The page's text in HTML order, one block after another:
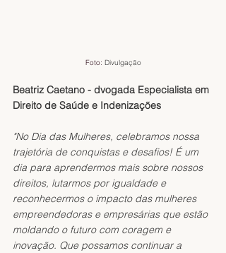
Foto: Divulgação
Beatriz Caetano - dvogada Especialista em
Direito de Saúde e Indenizações
"No Dia das Mulheres, celebramos nossa
trajetória de conquistas e desafios! É um
dia para aprendermos mais sobre nossos
direitos, lutarmos por igualdade e
reconhecermos o impacto das mulheres
empreendedoras e empresárias que estão
moldando o futuro com coragem e
inovação. Que possamos continuar a